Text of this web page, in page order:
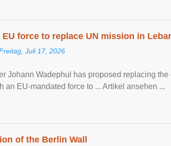
force to replace UN mission in
Juli 17, 2026
Johann Wadephul has proposed replacing
an EU-mandated force ‌to ... Artikel ansehen ...
of the Berlin Wall